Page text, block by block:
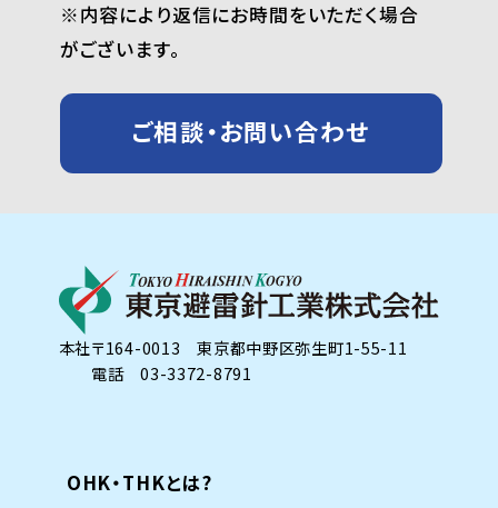
※内容により返信にお時間をいただく場合
がございます。
ご相談・お問い合わせ
本社〒164-0013 東京都中野区弥生町1-55-11
電話 03-3372-8791
OHK・THKとは?